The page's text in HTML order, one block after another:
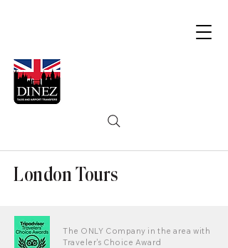
London Tours
The ONLY Company in the area with
Traveler's Choice Award